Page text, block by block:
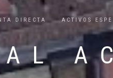
DIRECTA ACTIVOS